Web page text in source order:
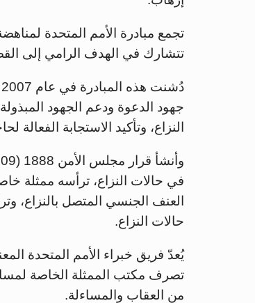
تتشارك في الهدف الرامي إلى
جهود الدعوة ودعم الجهود
النزاع، وتأكيد الاستجابة الفعالة
في حالات النزاع، ترأسه ممثلة
العنف الجنسي المتصل بالنزاع،
حالات النزاع.
يُعدّ فريق خبراء الأمم المتحدة
تصرف مكتب الممثلة الخاصة
من العقاب والمساءلة.